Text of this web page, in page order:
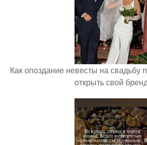
Как опоздание невесты на свадьбу
открыть свой